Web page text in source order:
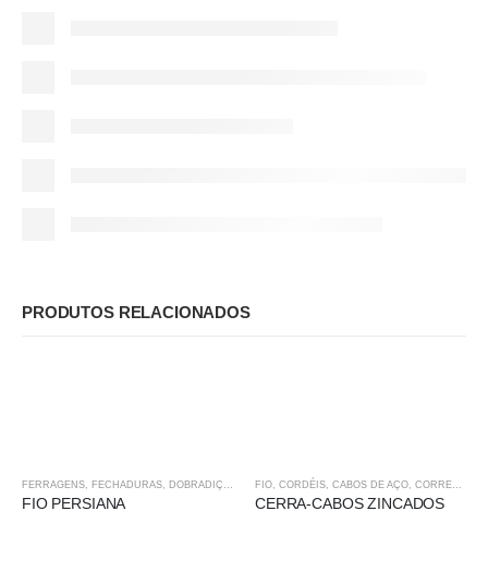
PRODUTOS RELACIONADOS
FERRAGENS, FECHADURAS, DOBRADIÇAS FIO, CORDÉIS, CABOS DE AÇO, CORRENTES E
FIO PERSIANA
FIO, CORDÉIS, CABOS DE AÇO, CORRENTES E ACESSÓRIOS
CERRA-CABOS ZINCADOS